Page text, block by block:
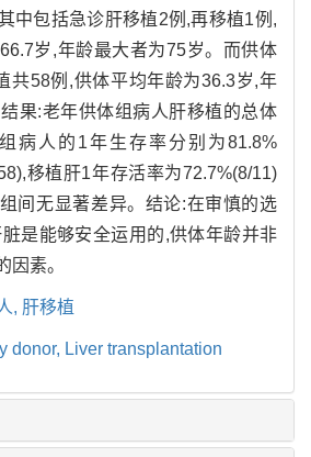
中包括急诊肝移植2例,再移植1例,
岁,年龄最大者为75岁。而供体
共58例,供体平均年龄为36.3岁,年
果:老年供体组病人肝移植的总体
病人的1年生存率分别为81.8%
移植肝1年存活率为72.7%(8/11)
间无显著差异。结论:在审慎的选
是能够安全运用的,供体年龄并非
因素。
, 肝移植
donor, Liver transplantation